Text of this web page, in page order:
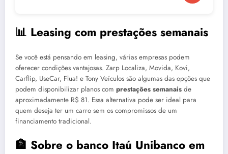
📊 Leasing com prestações semanais
Se você está pensando em leasing, várias empresas podem
oferecer condições vantajosas. Zarp Localiza, Movida, Kovi,
Carflip, UseCar, Flua! e Tony Veículos são algumas das opções que
podem disponibilizar planos com prestações semanais de
aproximadamente R$ 81. Essa alternativa pode ser ideal para
quem deseja ter um carro sem os compromissos de um
financiamento tradicional.
🏦 Sobre o banco Itaú Unibanco em